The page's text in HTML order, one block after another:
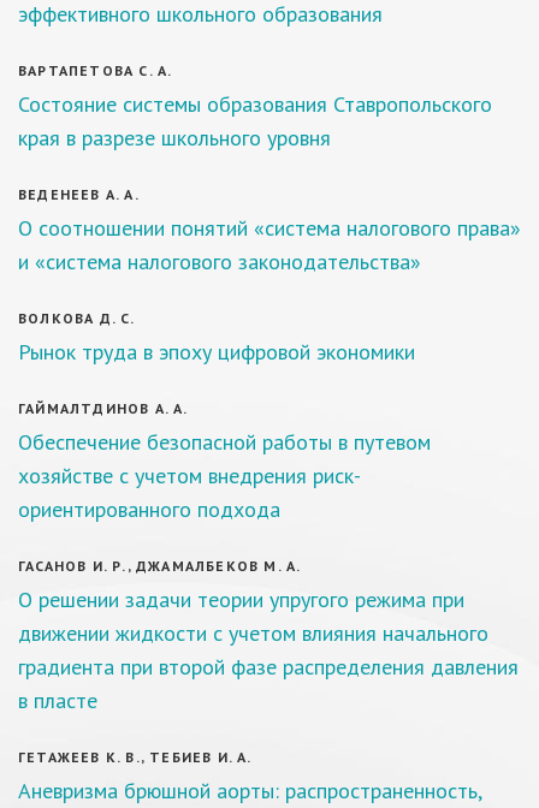
эффективного школьного образования
ВАРТАПЕТОВА С. А.
Состояние системы образования Ставропольского
края в разрезе школьного уровня
ВЕДЕНЕЕВ А. А.
О соотношении понятий «система налогового права»
и «система налогового законодательства»
ВОЛКОВА Д. С.
Рынок труда в эпоху цифровой экономики
ГАЙМАЛТДИНОВ А. А.
Обеспечение безопасной работы в путевом
хозяйстве с учетом внедрения риск-
ориентированного подхода
ГАСАНОВ И. Р., ДЖАМАЛБЕКОВ М. А.
О решении задачи теории упругого режима при
движении жидкости с учетом влияния начального
градиента при второй фазе распределения давления
в пласте
ГЕТАЖЕЕВ К. В., ТЕБИЕВ И. А.
Аневризма брюшной аорты: распространенность,